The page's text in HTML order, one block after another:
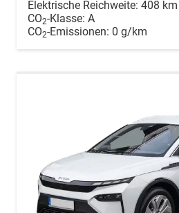
Elektrische Reichweite: 408 km
CO2-Klasse: A
CO2-Emissionen: 0 g/km